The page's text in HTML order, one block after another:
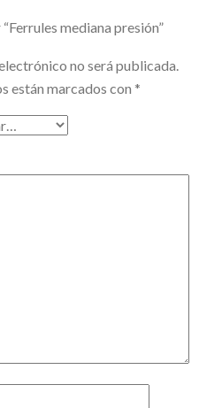
mediana presión”
no será publicada.
están marcados con *